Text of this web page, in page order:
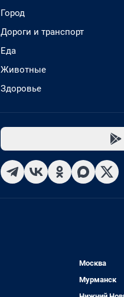
Город
Дороги и транспорт
Еда
Животные
Здоровье
Москва
Мурманск